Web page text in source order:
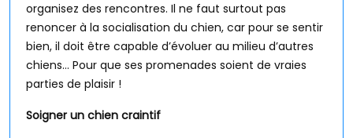
organisez des rencontres. Il ne faut surtout pas
renoncer à la socialisation du chien, car pour se sentir
bien, il doit être capable d’évoluer au milieu d’autres
chiens… Pour que ses promenades soient de vraies
parties de plaisir !
Soigner un chien craintif